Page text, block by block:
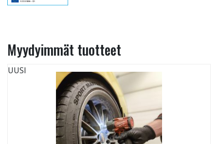
Myydyimmät tuotteet
UUSI